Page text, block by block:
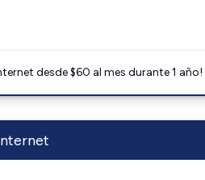
desde $60 al mes durante 1